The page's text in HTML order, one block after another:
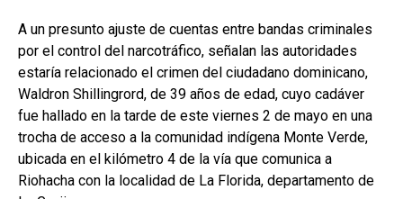
A un presunto ajuste de cuentas entre bandas criminales
por el control del narcotráfico, señalan las autoridades
estaría relacionado el crimen del ciudadano dominicano,
Waldron Shillingrord, de 39 años de edad, cuyo cadáver
fue hallado en la tarde de este viernes 2 de mayo en una
trocha de acceso a la comunidad indígena Monte Verde,
ubicada en el kilómetro 4 de la vía que comunica a
Riohacha con la localidad de La Florida, departamento de